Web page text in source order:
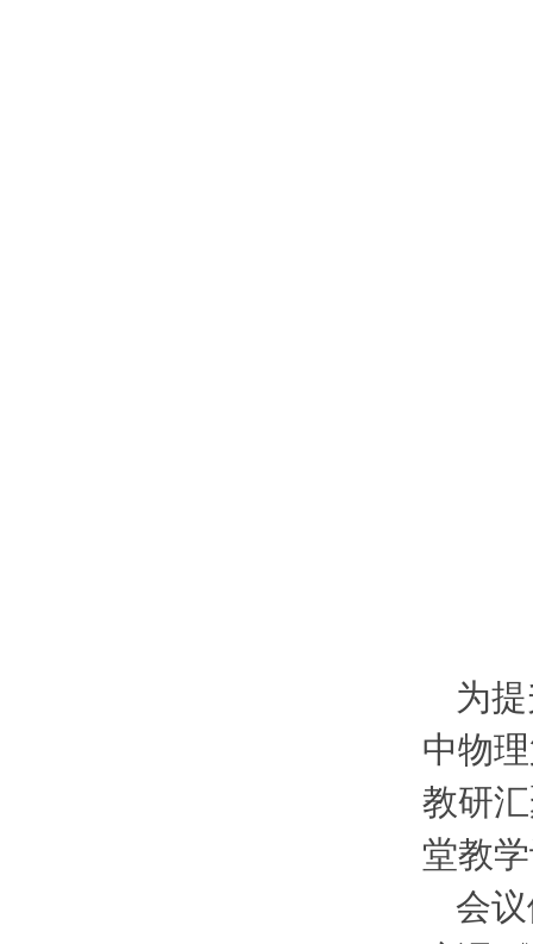
为
中物
教研
堂教
会